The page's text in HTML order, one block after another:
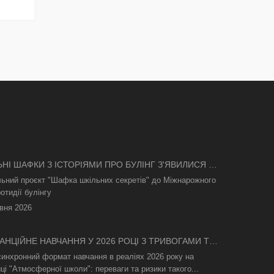
ШАФКИ З ІСТОРІЯМИ ПРО БУЛІНГ З'ЯВИЛИСЯ В
проєкт "Шафка шкільних секретів" до Міжнарожного
булінгу
2026
НАВЧАННЯ У 2026 РОЦІ З ТРИВОГАМИ ТА
ЯК АСИНХРОННИЙ ФОРМАТ РЯТУЄ
ПРОЦЕС
формат навчання в реаліях 2026 року на
"Атмосферної школи": переваги та ризики такого...